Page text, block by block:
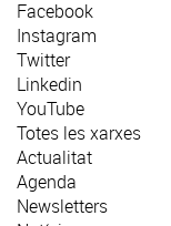
Facebook
Instagram
Twitter
Linkedin
YouTube
Totes les xarxes
Actualitat
Agenda
Newsletters